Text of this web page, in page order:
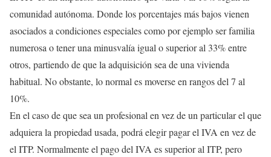
comunidad autónoma. Donde los porcentajes más bajos vienen
asociados a condiciones especiales como por ejemplo ser familia
numerosa o tener una minusvalía igual o superior al 33% entre
otros, partiendo de que la adquisición sea de una vivienda
habitual. No obstante, lo normal es moverse en rangos del 7 al
10%.
En el caso de que sea un profesional en vez de un particular el que
adquiera la propiedad usada, podrá elegir pagar el IVA en vez de
el ITP. Normalmente el pago del IVA es superior al ITP, pero